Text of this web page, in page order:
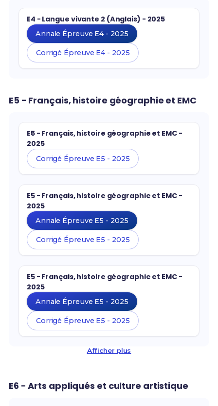
E4 - Langue vivante 2 (Anglais) - 2025
Annale Épreuve E4 - 2025
Corrigé Épreuve E4 - 2025
E5 - Français, histoire géographie et EMC
E5 - Français, histoire géographie et EMC -
2025
Corrigé Épreuve E5 - 2025
E5 - Français, histoire géographie et EMC -
2025
Annale Épreuve E5 - 2025
Corrigé Épreuve E5 - 2025
E5 - Français, histoire géographie et EMC -
2025
Annale Épreuve E5 - 2025
Corrigé Épreuve E5 - 2025
Afficher plus
E6 - Arts appliqués et culture artistique